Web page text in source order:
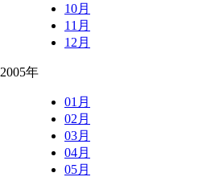
10月
11月
12月
2005年
01月
02月
03月
04月
05月